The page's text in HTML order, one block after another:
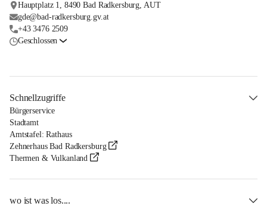
Hauptplatz 1, 8490 Bad Radkersburg, AUT
gde@bad-radkersburg.gv.at
+43 3476 2509
Geschlossen
Schnellzugriffe
Bürgerservice
Stadtamt
Amtstafel: Rathaus
Zehnerhaus Bad Radkersburg
Thermen & Vulkanland
wo ist was los....